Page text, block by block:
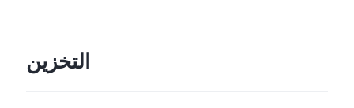
التخزين